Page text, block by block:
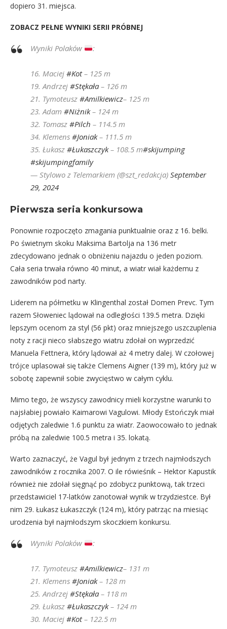
dopiero 31. miejsca.
ZOBACZ PEŁNE WYNIKI SERII PRÓBNEJ
Wyniki Polaków :
16. Maciej #Kot– 125 m
19. Andrzej #Stękała – 126 m
21. Tymoteusz #Amilkiewicz– 125 m
23. Adam #Niżnik– 124 m
32. Tomasz #Pilch – 114.5 m
34. Klemens #Joniak– 111.5 m
35. Łukasz #Łukaszczyk– 108.5 m#skijumping
#skijumpingfamily
— Stylowo z Telemarkiem (@szt_redakcja) September
29, 2024
Pierwsza seria konkursowa
Ponownie rozpoczęto zmagania punktualnie oraz z 16. belki.
Po świetnym skoku Maksima Bartolja na 136 metr
zdecydowano jednak o obniżeniu najazdu o jeden poziom.
Cała seria trwała równo 40 minut, a wiatr wiał każdemu z
zawodników pod narty.
Liderem na półmetku w Klingenthal został Domen Prevc. Tym
razem Słoweniec lądował na odległości 139.5 metra. Dzięki
lepszym ocenom za styl (56 pkt) oraz mniejszego uszczuplenia
noty z racji nieco słabszego wiatru zdołał on wyprzedzić
Manuela Fettnera, który lądował aż 4 metry dalej. W czołowej
trójce uplasował się także Clemens Aigner (139 m), który już w
sobotę zapewnił sobie zwycięstwo w całym cyklu.
Mimo tego, że wszyscy zawodnicy mieli korzystne warunki to
najsłabiej powiało Kaimarowi Vagulowi. Młody Estończyk miał
odjętych zaledwie 1.6 punktu za wiatr. Zaowocowało to jednak
próbą na zaledwie 100.5 metra i 35. lokatą.
Warto zaznaczyć, że Vagul był jednym z trzech najmłodszych
zawodników z rocznika 2007. O ile rówieśnik – Hektor Kapustik
również nie zdołał sięgnąć po zdobycz punktową, tak trzeci
przedstawiciel 17-latków zanotował wynik w trzydziestce. Był
nim 29. Łukasz Łukaszczyk (124 m), który patrząc na miesiąc
urodzenia był najmłodszym skoczkiem konkursu.
Wyniki Polaków :
17. Tymoteusz #Amilkiewicz– 131 m
21. Klemens #Joniak– 128 m
25. Andrzej #Stękała – 118 m
29. Łukasz #Łukaszczyk– 124 m
30. Maciej #Kot– 122.5 m